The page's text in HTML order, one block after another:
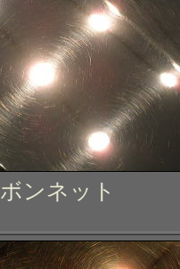
ボンネット